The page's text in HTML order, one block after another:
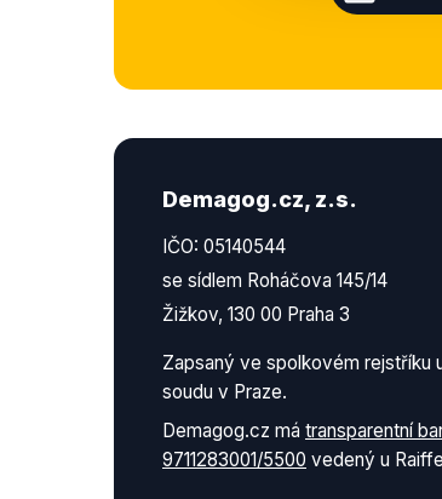
Demagog.cz, z.s.
IČO: 05140544
se sídlem Roháčova 145/14
Žižkov, 130 00 Praha 3
Zapsaný ve spolkovém rejstříku
soudu v Praze.
Demagog.cz má transparentní
9711283001/5500 vedený u